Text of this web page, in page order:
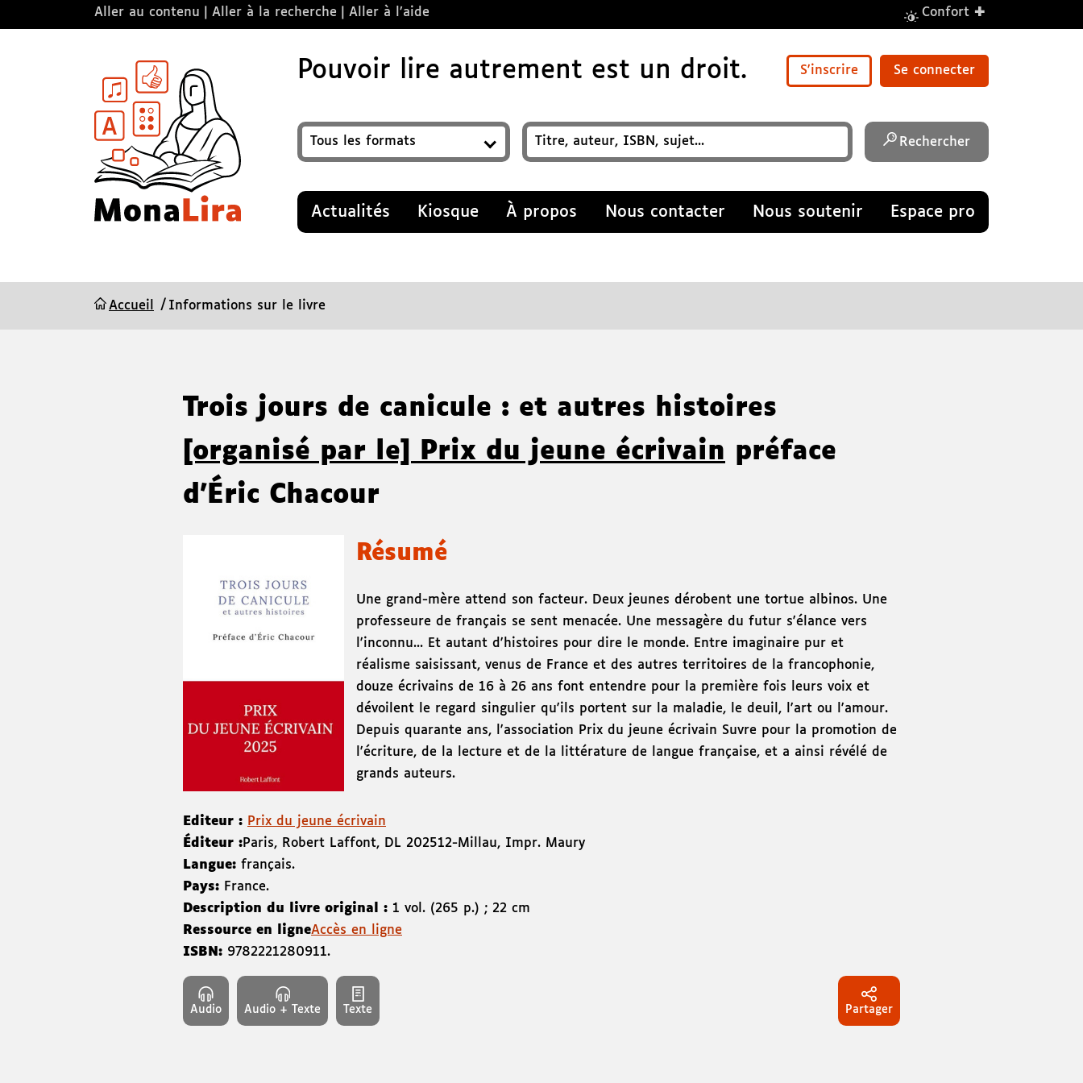
Aller au contenu Aller à la recherche Aller à l’aide Confort +
Pouvoir lire autrement est un droit. S'inscrire Se connecter
Format
Recherchez un titre, auteur, ISBN, sujet…
Rechercher
Actualités Kiosque À propos Nous contacter Nous soutenir Espace pro
Accueil Informations sur le livre
Trois jours de canicule : et autres histoires
[organisé par le] Prix du jeune écrivain préface
d'Éric Chacour
Résumé
Une grand-mère attend son facteur. Deux jeunes dérobent une tortue albinos. Une
professeure de français se sent menacée. Une messagère du futur s'élance vers
l'inconnu... Et autant d'histoires pour dire le monde. Entre imaginaire pur et
réalisme saisissant, venus de France et des autres territoires de la francophonie,
douze écrivains de 16 à 26 ans font entendre pour la première fois leurs voix et
dévoilent le regard singulier qu'ils portent sur la maladie, le deuil, l'art ou l'amour.
Depuis quarante ans, l'association Prix du jeune écrivain Suvre pour la promotion de
l'écriture, de la lecture et de la littérature de langue française, et a ainsi révélé de
grands auteurs.
Editeur : Prix du jeune écrivain
Éditeur :Paris, Robert Laffont, DL 202512-Millau, Impr. Maury
Langue: français.
Pays: France.
Description du livre original : 1 vol. (265 p.) ; 22 cm
Ressource en ligneAccès en ligne
ISBN: 9782221280911.
Audio Audio + Texte Texte Partager